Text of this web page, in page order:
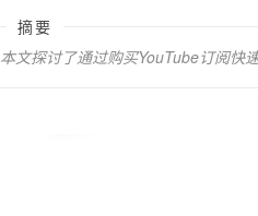
摘要
本文探讨了通过购买YouTube订阅快